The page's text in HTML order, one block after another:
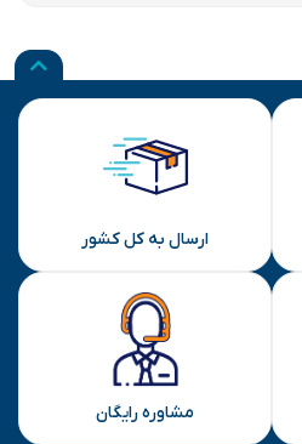
ارسال به کل کشور
مشاوره رایگان